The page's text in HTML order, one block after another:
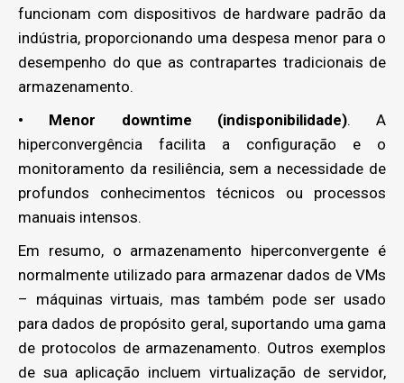
funcionam com dispositivos de hardware padrão da
indústria, proporcionando uma despesa menor para o
desempenho do que as contrapartes tradicionais de
armazenamento.
• Menor downtime (indisponibilidade). A
hiperconvergência facilita a configuração e o
monitoramento da resiliência, sem a necessidade de
profundos conhecimentos técnicos ou processos
manuais intensos.
Em resumo, o armazenamento hiperconvergente é
normalmente utilizado para armazenar dados de VMs
– máquinas virtuais, mas também pode ser usado
para dados de propósito geral, suportando uma gama
de protocolos de armazenamento. Outros exemplos
de sua aplicação incluem virtualização de servidor,